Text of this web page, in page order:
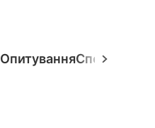
ОпитуванняСпецпроєкти